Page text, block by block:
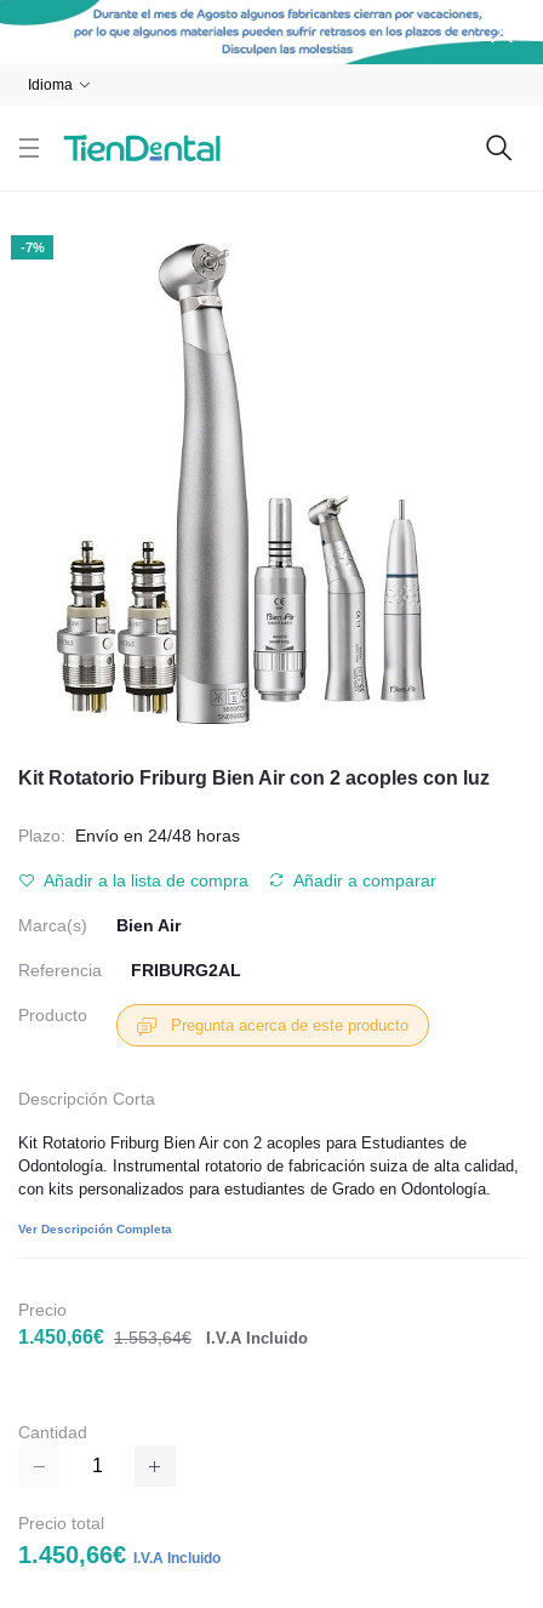
Idioma
-7%
Kit Rotatorio Friburg Bien Air con 2 acoples con luz
Plazo: Envío en 24/48 horas
Añadir a la lista de compra Añadir a comparar
Marca(s) Bien Air
Referencia FRIBURG2AL
Producto
Pregunta acerca de este producto
Descripción Corta
Kit Rotatorio Friburg Bien Air con 2 acoples para Estudiantes de
Odontología. Instrumental rotatorio de fabricación suiza de alta calidad,
con kits personalizados para estudiantes de Grado en Odontología.
Ver Descripción Completa
Precio
1.450,66€ 1.553,64€ I.V.A Incluido
Cantidad
Precio total
1.450,66€ I.V.A Incluido